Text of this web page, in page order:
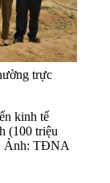
trực
kinh tế
(100 triệu
Ảnh: TĐNA